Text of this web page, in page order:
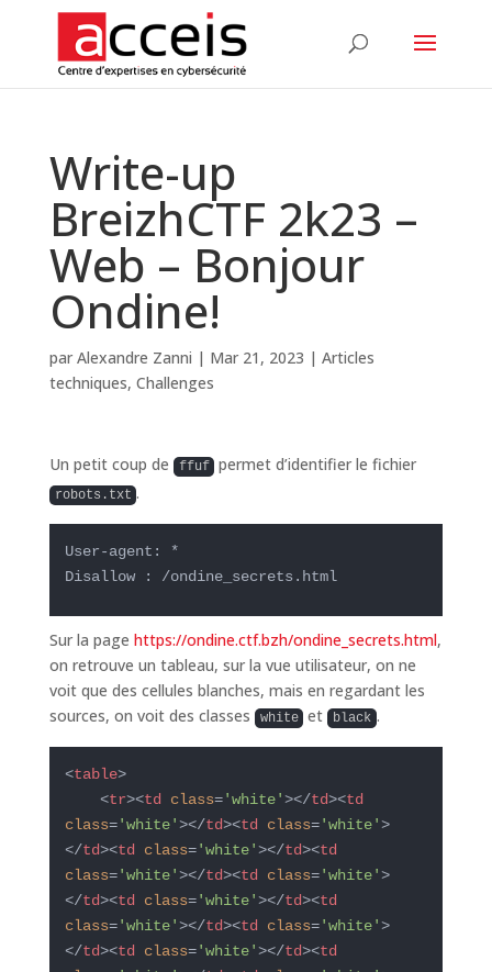
Write-up
BreizhCTF 2k23 –
Web – Bonjour
Ondine!
par Alexandre Zanni | Mar 21, 2023 | Articles
techniques, Challenges
Un petit coup de ffuf permet d’identifier le fichier
robots.txt .
User-agent: *
Disallow : /ondine_secrets.html
Sur la page https://ondine.ctf.bzh/ondine_secrets.html,
on retrouve un tableau, sur la vue utilisateur, on ne
voit que des cellules blanches, mais en regardant les
sources, on voit des classes
white et black .
<table>
<tr><td class='white'></td><td
class='white'></td><td class='white'>
</td><td class='white'></td><td
class='white'></td><td class='white'>
</td><td class='white'></td><td
class='white'></td><td class='white'>
</td><td class='white'></td><td